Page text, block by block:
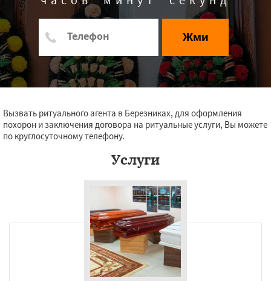
Жми
Вызвать ритуального агента в Березниках, для оформления
похорон и заключения договора на ритуальные услуги, Вы можете
по круглосуточному телефону.
Услуги